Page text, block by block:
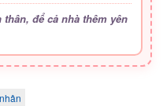
để cả nhà thêm yên